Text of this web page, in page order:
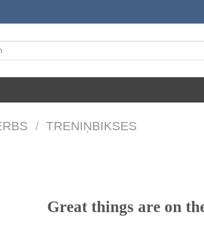
/ TRENIŅBIKSES
Great things are on